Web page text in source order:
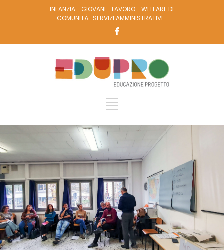
INFANZIA GIOVANI LAVORO
WELFARE DI
COMUNITÀ
SERVIZI AMMINISTRATIVI